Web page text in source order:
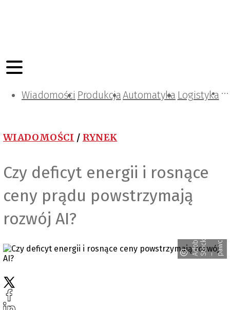
Wiadomości ProdukcjaAutomatyka Logistyka
Projektowanie i konstrukcje
Zarządzanie i IT
Tematy specjalne
WIADOMOŚCI / RYNEK
Czy deficyt energii i rosnące
ceny prądu powstrzymają
rozwój AI?
d
ob
e
t
o
ck
a
wc
z
a r